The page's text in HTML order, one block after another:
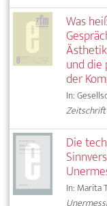
Was
und
der
In:
Die
In: Marita